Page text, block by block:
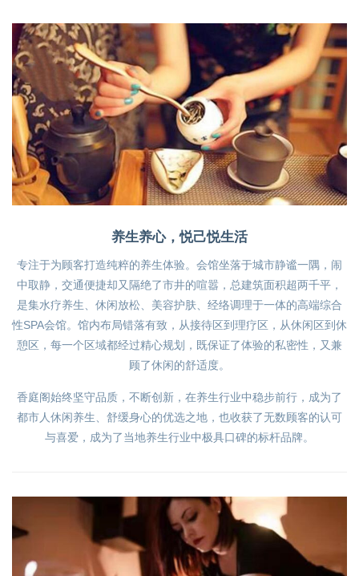
养生养心，悦己悦生活
专注于为顾客打造纯粹的养生体验。会馆坐落于城市静谧一隅，闹
中取静，交通便捷却又隔绝了市井的喧嚣，总建筑面积超两千平，
是集水疗养生、休闲放松、美容护肤、经络调理于一体的高端综合
性SPA会馆。馆内布局错落有致，从接待区到理疗区，从休闲区到休
憩区，每一个区域都经过精心规划，既保证了体验的私密性，又兼
顾了休闲的舒适度。
香庭阁始终坚守品质，不断创新，在养生行业中稳步前行，成为了
都市人休闲养生、舒缓身心的优选之地，也收获了无数顾客的认可
与喜爱，成为了当地养生行业中极具口碑的标杆品牌。